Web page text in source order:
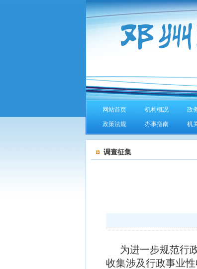
网站首页 机构概况 政
政策法规 办事指南 机
调查征集
为进一步规范行
收集涉及行政事业